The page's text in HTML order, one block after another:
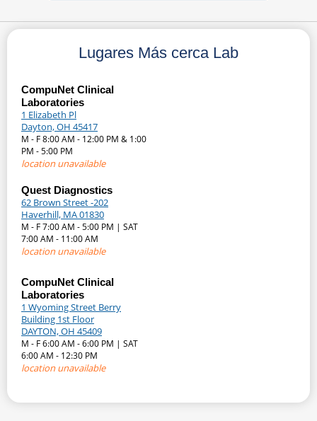
Lugares Más cerca Lab
CompuNet Clinical
Laboratories
1 Elizabeth Pl
Dayton, OH 45417
M - F 8:00 AM - 12:00 PM & 1:00
PM - 5:00 PM
location unavailable
Quest Diagnostics
62 Brown Street -202
Haverhill, MA 01830
M - F 7:00 AM - 5:00 PM | SAT
7:00 AM - 11:00 AM
location unavailable
CompuNet Clinical
Laboratories
1 Wyoming Street Berry
Building 1st Floor
DAYTON, OH 45409
M - F 6:00 AM - 6:00 PM | SAT
6:00 AM - 12:30 PM
location unavailable